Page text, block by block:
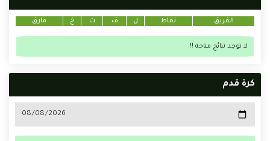
الفريق نقاط ل ف ت خ فارق
لا توجد نتائج متاحة !!
كرة قدم